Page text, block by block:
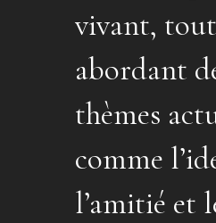
vivant,
abordant
thèmes
comme
l’amitié et